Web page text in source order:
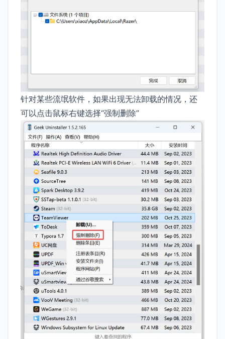
针对某些流氓软件，如果出现无法卸载的情况，还
可以点击鼠标右键选择“强制删除”